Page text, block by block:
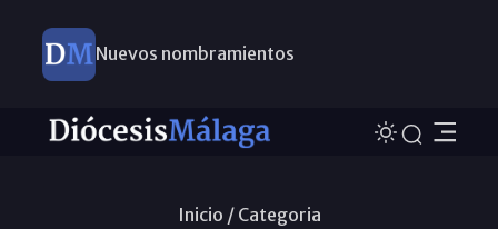
Nuevos nombramientos
Inicio / Categoria